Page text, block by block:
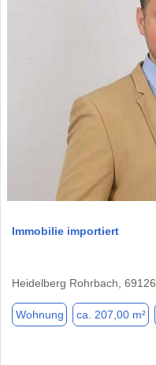
Immobilie importiert
Heidelberg Rohrbach, 69126
Wohnung ca. 207,00 m²